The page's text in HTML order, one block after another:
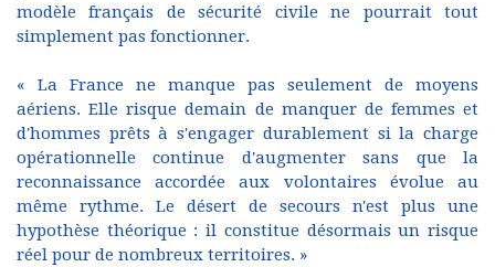
modèle français de sécurité civile ne pourrait tout
simplement pas fonctionner.
« La France ne manque pas seulement de moyens
aériens. Elle risque demain de manquer de femmes et
d'hommes prêts à s'engager durablement si la charge
opérationnelle continue d'augmenter sans que la
reconnaissance accordée aux volontaires évolue au
même rythme. Le désert de secours n'est plus une
hypothèse théorique : il constitue désormais un risque
réel pour de nombreux territoires. »